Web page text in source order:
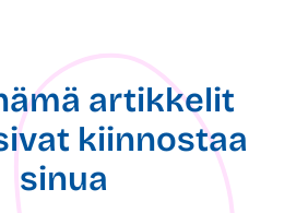
artikkelit
kiinnostaa
sinua